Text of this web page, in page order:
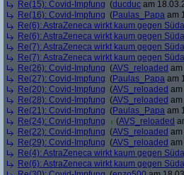
Re(15): Covid-Impfung (ducduc am
Re(16): Covid-Impfung (Paulas_Papa am
Re(6): AstraZeneca wirkt kaum gegen
Re(6): AstraZeneca wirkt kaum gegen
Re(7): AstraZeneca wirkt kaum gegen
Re(7): AstraZeneca wirkt kaum gegen
Re(26): Covid-Impfung (AVS_reloaded
Re(27): Covid-Impfung (Paulas_Papa am
Re(20): Covid-Impfung (AVS_reloaded
Re(28): Covid-Impfung (AVS_reloaded
Re(21): Covid-Impfung (Paulas_Papa am
Re(24): Covid-Impfung
(AVS_reloaded
Re(22): Covid-Impfung (AVS_reloaded
Re(29): Covid-Impfung (AVS_reloaded
Re(4): AstraZeneca wirkt kaum gegen
Re(6): AstraZeneca wirkt kaum gegen